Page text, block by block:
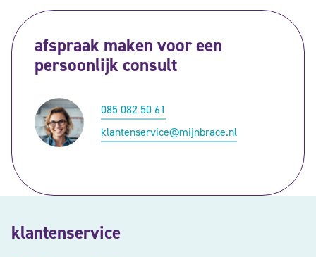
afspraak maken voor een
persoonlijk consult
085 082 50 61
klantenservice@mijnbrace.nl
klantenservice